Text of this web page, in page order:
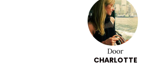
Door
CHARLOTTE